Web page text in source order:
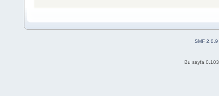
SMF 2.0.9
Bu sayfa